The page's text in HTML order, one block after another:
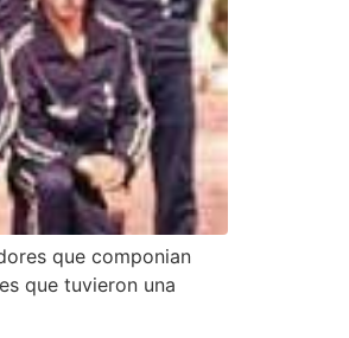
que componian
que tuvieron una